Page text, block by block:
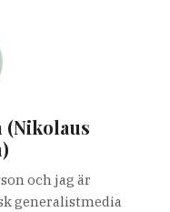
(Nikolaus
och jag är
generalistmedia